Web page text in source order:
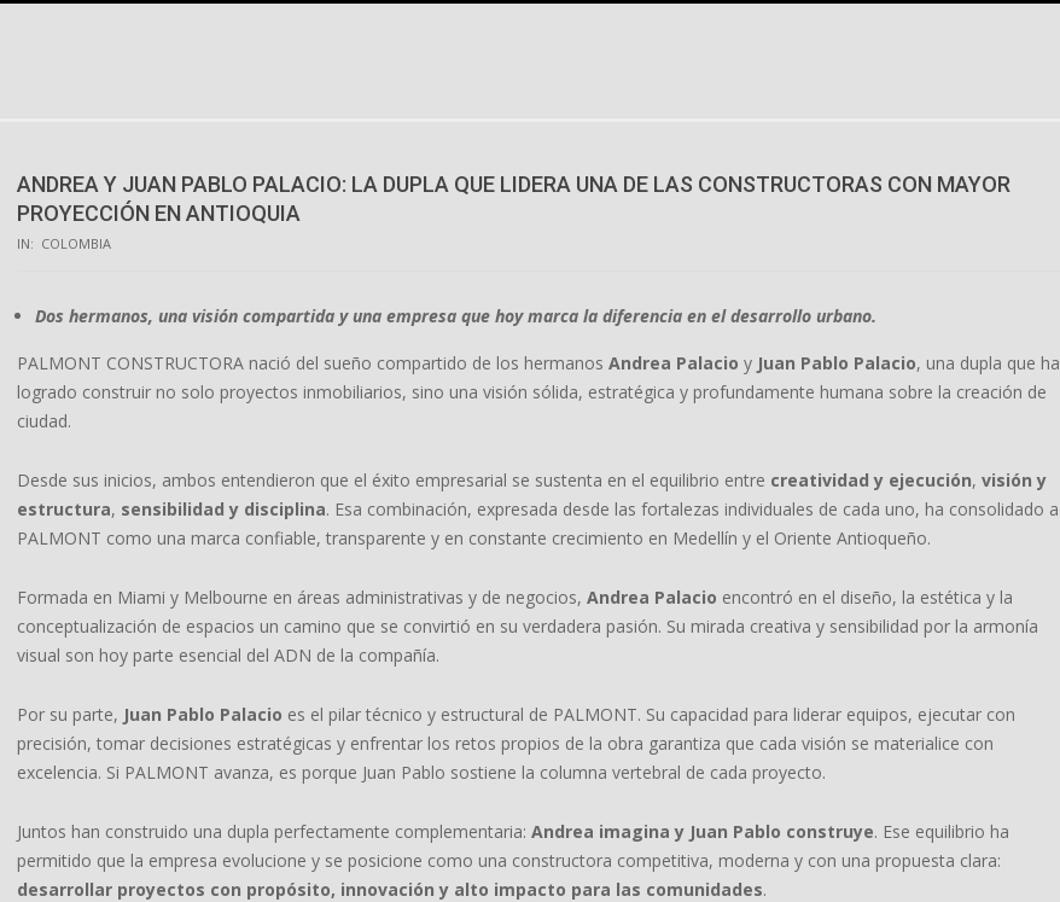
ANDREA Y JUAN PABLO PALACIO: LA DUPLA QUE LIDERA UNA DE LAS CONSTRUCTORAS CON MAYOR
PROYECCIÓN EN ANTIOQUIA
IN: COLOMBIA
Dos hermanos, una visión compartida y una empresa que hoy marca la diferencia en el desarrollo urbano.
PALMONT CONSTRUCTORA nació del sueño compartido de los hermanos Andrea Palacio y Juan Pablo Palacio, una dupla que ha
logrado construir no solo proyectos inmobiliarios, sino una visión sólida, estratégica y profundamente humana sobre la creación de
ciudad.
Desde sus inicios, ambos entendieron que el éxito empresarial se sustenta en el equilibrio entre creatividad y ejecución, visión y
estructura, sensibilidad y disciplina. Esa combinación, expresada desde las fortalezas individuales de cada uno, ha consolidado a
PALMONT como una marca confiable, transparente y en constante crecimiento en Medellín y el Oriente Antioqueño.
Formada en Miami y Melbourne en áreas administrativas y de negocios, Andrea Palacio encontró en el diseño, la estética y la
conceptualización de espacios un camino que se convirtió en su verdadera pasión. Su mirada creativa y sensibilidad por la armonía
visual son hoy parte esencial del ADN de la compañía.
Por su parte, Juan Pablo Palacio es el pilar técnico y estructural de PALMONT. Su capacidad para liderar equipos, ejecutar con
precisión, tomar decisiones estratégicas y enfrentar los retos propios de la obra garantiza que cada visión se materialice con
excelencia. Si PALMONT avanza, es porque Juan Pablo sostiene la columna vertebral de cada proyecto.
Juntos han construido una dupla perfectamente complementaria: Andrea imagina y Juan Pablo construye. Ese equilibrio ha
permitido que la empresa evolucione y se posicione como una constructora competitiva, moderna y con una propuesta clara:
desarrollar proyectos con propósito, innovación y alto impacto para las comunidades.